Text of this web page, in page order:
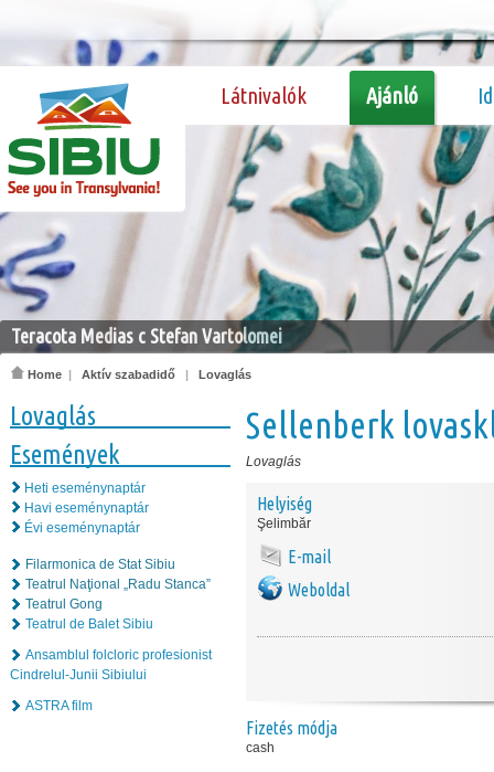
Látnivalók Ajánló
Teracota Medias c Stefan Vartolomei
Home | Aktív szabadidő | Lovaglás
Lovaglás
Események
Heti eseménynaptár
Havi eseménynaptár
Évi eseménynaptár
Filarmonica de Stat Sibiu
Teatrul Naţional „Radu Stanca”
Teatrul Gong
Teatrul de Balet Sibiu
Ansamblul folcloric profesionist
Cindrelul-Junii Sibiului
ASTRA film
Sellenberk
Lovaglás
Helyiség
Şelimbăr
E-mail
Weboldal
Fizetés módja
cash